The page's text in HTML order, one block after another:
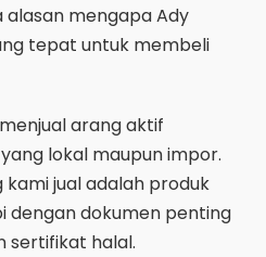
mengapa Ady
tepat untuk membeli
arang aktif
lokal maupun impor.
jual adalah produk
dengan dokumen penting
sertifikat halal.